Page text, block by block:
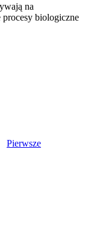
na
biologiczne
Pierwsze